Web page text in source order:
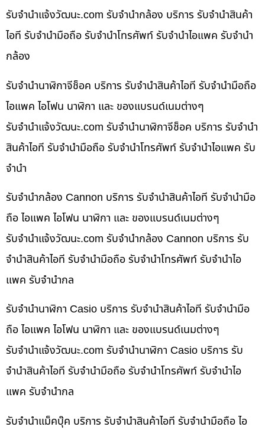
รับจํานําแจ้งวัฒนะ.com รับจำนำกล้อง บริการ รับจำนำสินค้า
ไอที รับจำนำมือถือ รับจำนำโทรศัพท์ รับจำนำไอแพค รับจำนำ
กล้อง
รับจำนำนาฬิกาจีช็อค บริการ รับจำนำสินค้าไอที รับจำนำมือถือ
ไอแพค ไอโฟน นาฬิกา และ ของแบรนด์เนมต่างๆ
รับจํานําแจ้งวัฒนะ.com รับจำนำนาฬิกาจีช็อค บริการ รับจำนำ
สินค้าไอที รับจำนำมือถือ รับจำนำโทรศัพท์ รับจำนำไอแพค รับ
จำนำ
รับจำนำกล้อง Cannon บริการ รับจำนำสินค้าไอที รับจำนำมือ
ถือ ไอแพค ไอโฟน นาฬิกา และ ของแบรนด์เนมต่างๆ
รับจํานําแจ้งวัฒนะ.com รับจำนำกล้อง Cannon บริการ รับ
จำนำสินค้าไอที รับจำนำมือถือ รับจำนำโทรศัพท์ รับจำนำไอ
แพค รับจำนำกล
รับจำนำนาฬิกา Casio บริการ รับจำนำสินค้าไอที รับจำนำมือ
ถือ ไอแพค ไอโฟน นาฬิกา และ ของแบรนด์เนมต่างๆ
รับจํานําแจ้งวัฒนะ.com รับจำนำนาฬิกา Casio บริการ รับ
จำนำสินค้าไอที รับจำนำมือถือ รับจำนำโทรศัพท์ รับจำนำไอ
แพค รับจำนำกล
รับจำนำแม็คบุ๊ค บริการ รับจำนำสินค้าไอที รับจำนำมือถือ ไอ